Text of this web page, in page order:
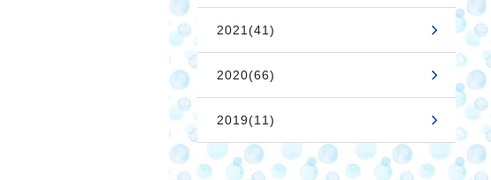
2021(41)
2020(66)
2019(11)